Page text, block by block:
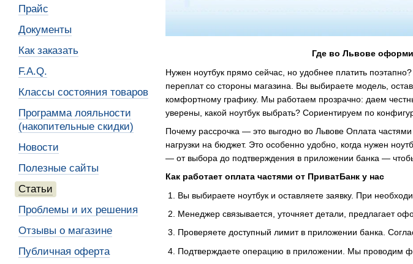
Где во Львове
Нужен ноутбук прямо сейчас, но удобнее платить
переплат со стороны магазина. Вы выбираете модель,
комфортному графику. Мы работаем прозрачно: даем
уверены, какой ноутбук выбрать? Сориентируем по
Почему рассрочка — это выгодно во Львове Оплата
нагрузки на бюджет. Это особенно удобно, когда нужен
— от выбора до подтверждения в приложении банка —
Как работает оплата частями от ПриватБанк у нас
Вы выбираете ноутбук и оставляете заявку. При
Менеджер связывается, уточняет детали, предлагает
Проверяете доступный лимит в приложении банка.
Подтверждаете операцию в приложении. Мы проводим
Прайс
Документы
Как заказать
F.A.Q.
Классы состояния товаров
Программа лояльности
(накопительные скидки)
Новости
Полезные сайты
Статьи
Проблемы и их решения
Отзывы о магазине
Публичная оферта